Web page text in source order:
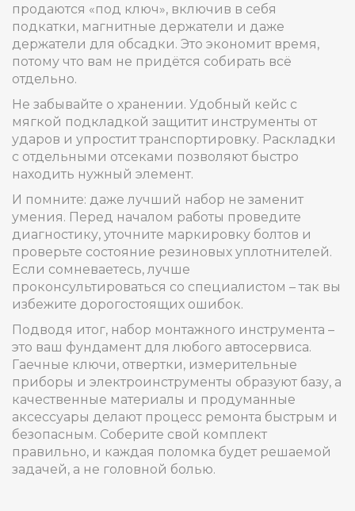
продаются «под ключ», включив в себя
подкатки, магнитные держатели и даже
держатели для обсадки. Это экономит время,
потому что вам не придётся собирать всё
отдельно.
Не забывайте о хранении. Удобный кейс с
мягкой подкладкой защитит инструменты от
ударов и упростит транспортировку. Раскладки
с отдельными отсеками позволяют быстро
находить нужный элемент.
И помните: даже лучший набор не заменит
умения. Перед началом работы проведите
диагностику, уточните маркировку болтов и
проверьте состояние резиновых уплотнителей.
Если сомневаетесь, лучше
проконсультироваться со специалистом – так вы
избежите дорогостоящих ошибок.
Подводя итог, набор монтажного инструмента –
это ваш фундамент для любого автосервиса.
Гаечные ключи, отвертки, измерительные
приборы и электроинструменты образуют базу, а
качественные материалы и продуманные
аксессуары делают процесс ремонта быстрым и
безопасным. Соберите свой комплект
правильно, и каждая поломка будет решаемой
задачей, а не головной болью.